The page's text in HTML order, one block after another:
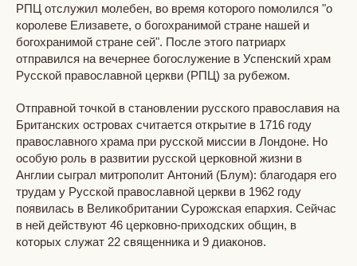
РПЦ отслужил молебен, во время которого помолился "о
королеве Елизавете, о богохранимой стране нашей и
богохранимой стране сей". После этого патриарх
отправился на вечернее богослужение в Успенский храм
Русской православной церкви (РПЦ) за рубежом.
Отправной точкой в становлении русского православия на
Британских островах считается открытие в 1716 году
православного храма при русской миссии в Лондоне. Но
особую роль в развитии русской церковной жизни в
Англии сыграл митрополит Антоний (Блум): благодаря его
трудам у Русской православной церкви в 1962 году
появилась в Великобритании Сурожская епархия. Сейчас
в ней действуют 46 церковно-приходских общин, в
которых служат 22 священника и 9 диаконов.